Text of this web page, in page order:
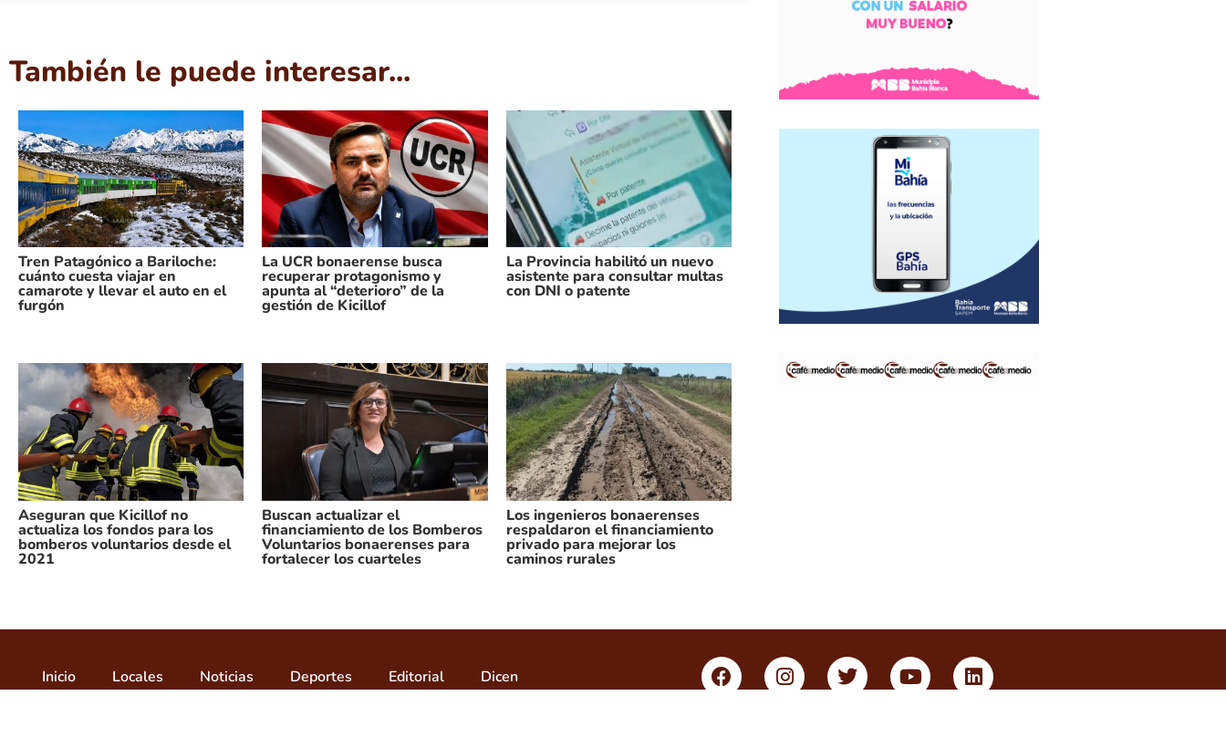
También le puede interesar...
Tren Patagónico a Bariloche:
cuánto cuesta viajar en
camarote y llevar el auto en el
furgón
La UCR bonaerense busca
recuperar protagonismo y
apunta al “deterioro” de la
gestión de Kicillof
La Provincia habilitó un nuevo
asistente para consultar multas
con DNI o patente
Aseguran que Kicillof no
actualiza los fondos para los
bomberos voluntarios desde el
2021
Buscan actualizar el
financiamiento de los Bomberos
Voluntarios bonaerenses para
fortalecer los cuarteles
Los ingenieros bonaerenses
respaldaron el financiamiento
privado para mejorar los
caminos rurales
Inicio Locales Noticias Deportes Editorial Dicen